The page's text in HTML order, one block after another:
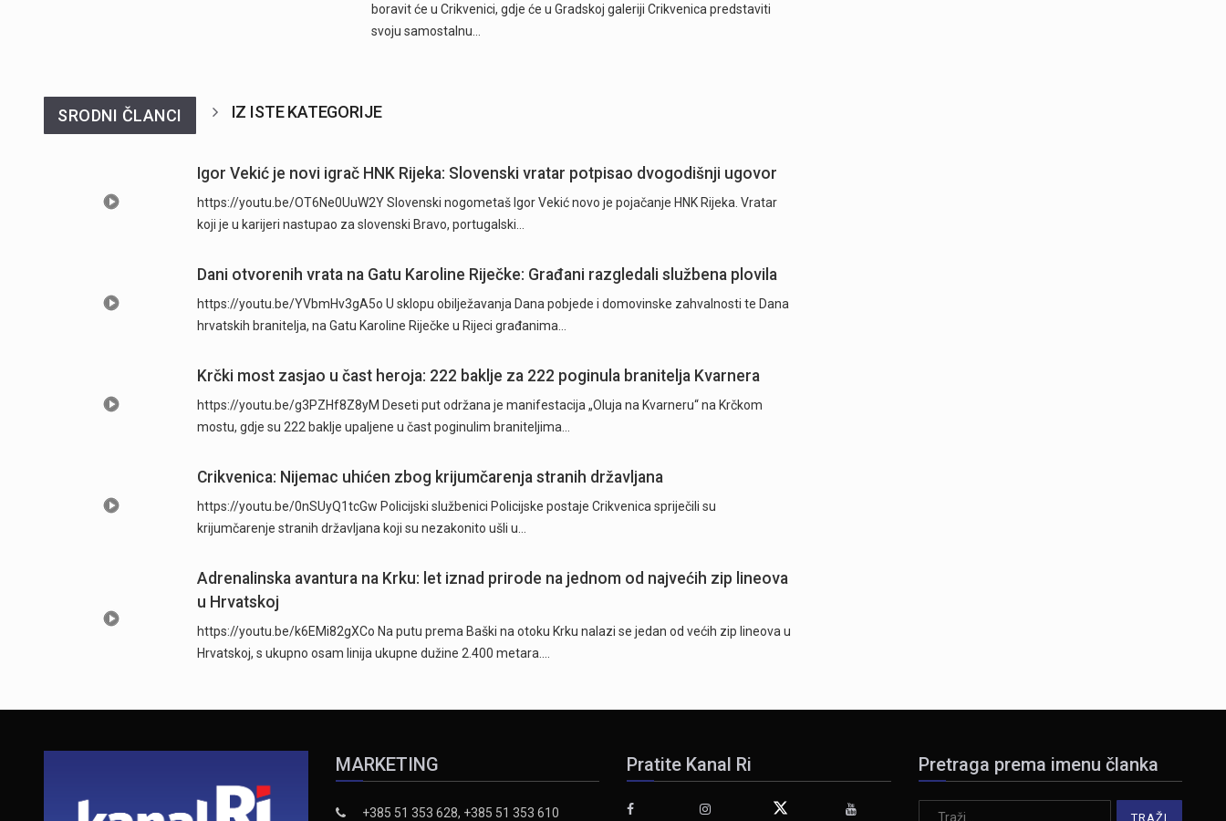
boravit će u Crikvenici, gdje će u Gradskoj galeriji Crikvenica predstaviti
svoju samostalnu…
SRODNI ČLANCI IZ ISTE KATEGORIJE
Igor Vekić je novi igrač HNK Rijeka: Slovenski vratar potpisao dvogodišnji ugovor
https://youtu.be/OT6Ne0UuW2Y Slovenski nogometaš Igor Vekić novo je pojačanje HNK Rijeka. Vratar
koji je u karijeri nastupao za slovenski Bravo, portugalski…
Dani otvorenih vrata na Gatu Karoline Riječke: Građani razgledali službena plovila
https://youtu.be/YVbmHv3gA5o U sklopu obilježavanja Dana pobjede i domovinske zahvalnosti te Dana
hrvatskih branitelja, na Gatu Karoline Riječke u Rijeci građanima…
Krčki most zasjao u čast heroja: 222 baklje za 222 poginula branitelja Kvarnera
https://youtu.be/g3PZHf8Z8yM Deseti put održana je manifestacija „Oluja na Kvarneru“ na Krčkom
mostu, gdje su 222 baklje upaljene u čast poginulim braniteljima…
Crikvenica: Nijemac uhićen zbog krijumčarenja stranih državljana
https://youtu.be/0nSUyQ1tcGw Policijski službenici Policijske postaje Crikvenica spriječili su
krijumčarenje stranih državljana koji su nezakonito ušli u…
Adrenalinska avantura na Krku: let iznad prirode na jednom od najvećih zip lineova
u Hrvatskoj
https://youtu.be/k6EMi82gXCo Na putu prema Baški na otoku Krku nalazi se jedan od većih zip lineova u
Hrvatskoj, s ukupno osam linija ukupne dužine 2.400 metara.…
MARKETING
+385 51 353 628, +385 51 353 610
Pratite Kanal Ri Pretraga prema imenu članka